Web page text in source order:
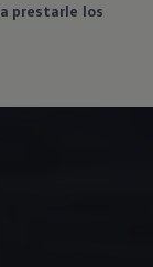
prestarle los